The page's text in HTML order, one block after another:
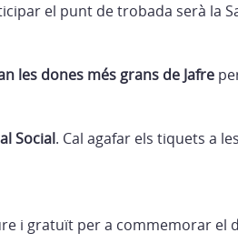
el punt de trobada serà la
les dones més grans de Jafre
Social. Cal agafar els tiquets a
i gratuït per a commemorar el